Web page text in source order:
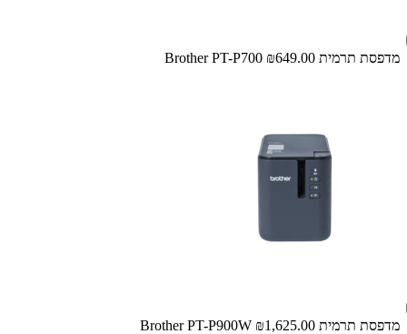
מדפסת ‏תרמית Brother PT-P700 ₪649.00
מדפסת ‏תרמית Brother PT-P900W ₪1,625.00